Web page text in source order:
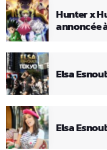
Hunter x
annoncée
Elsa
Elsa